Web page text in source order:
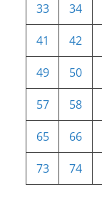
33 34
41 42
49 50
57 58
65 66
73 74